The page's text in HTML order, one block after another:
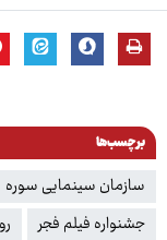
برچسب‌ها
سازمان سینمایی سوره
جشنواره فیلم فجر